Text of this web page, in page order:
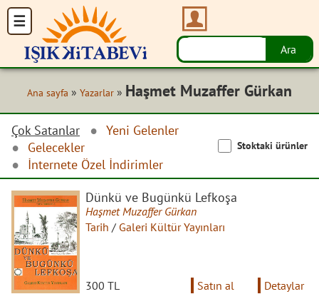
Ana sayfa » Yazarlar » Haşmet Muzaffer Gürkan
Çok Satanlar
Yeni Gelenler
Gelecekler
İnternete Özel İndirimler
Stoktaki ürünler
Dünkü ve Bugünkü Lefkoşa
Haşmet Muzaffer Gürkan
Tarih / Galeri Kültür Yayınları
300 TL Satın al Detaylar